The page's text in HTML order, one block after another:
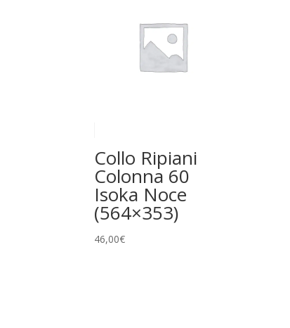
Collo Ripiani
Colonna 60
Isoka Noce
(564×353)
46,00€